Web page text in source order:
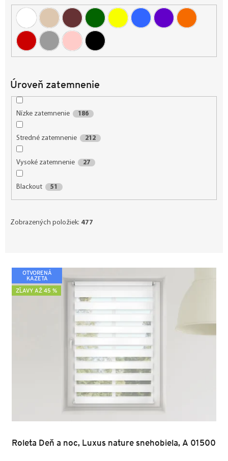
Úroveň zatemnenie
Nízke zatemnenie 186
Stredné zatemnenie 212
Vysoké zatemnenie 27
Blackout 51
Zobrazených položiek: 477
OTVORENÁ
KAZETA
ZĽAVY AŽ 45 %
Roleta Deň a noc, Luxus nature snehobiela, A 01500